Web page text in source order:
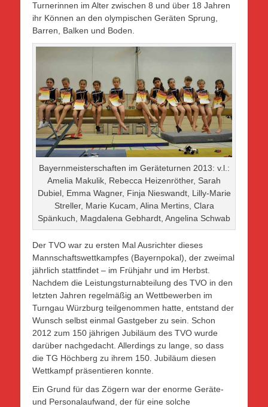
Turnerinnen im Alter zwischen 8 und über 18 Jahren
ihr Können an den olympischen Geräten Sprung,
Barren, Balken und Boden.
Bayernmeisterschaften im Geräteturnen 2013: v.l.:
Amelia Makulik, Rebecca Heizenröther, Sarah
Dubiel, Emma Wagner, Finja Nieswandt, Lilly-Marie
Streller, Marie Kucam, Alina Mertins, Clara
Spänkuch, Magdalena Gebhardt, Angelina Schwab
Der TVO war zu ersten Mal Ausrichter dieses
Mannschaftswettkampfes (Bayernpokal), der zweimal
jährlich stattfindet – im Frühjahr und im Herbst.
Nachdem die Leistungsturnabteilung des TVO in den
letzten Jahren regelmäßig an Wettbewerben im
Turngau Würzburg teilgenommen hatte, entstand der
Wunsch selbst einmal Gastgeber zu sein. Schon
2012 zum 150 jährigen Jubiläum des TVO wurde
darüber nachgedacht. Allerdings zu lange, so dass
die TG Höchberg zu ihrem 150. Jubiläum diesen
Wettkampf präsentieren konnte.
Ein Grund für das Zögern war der enorme Geräte-
und Personalaufwand, der für eine solche